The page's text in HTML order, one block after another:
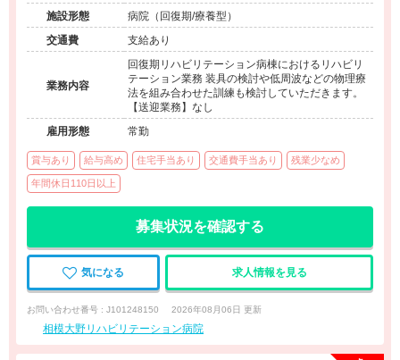
施設形態
病院（回復期/療養型）
交通費
支給あり
業務内容
回復期リハビリテーション病棟におけるリハビリ
テーション業務 装具の検討や低周波などの物理療
法を組み合わせた訓練も検討していただきます。
【送迎業務】なし
雇用形態
常勤
賞与あり 給与高め 住宅手当あり 交通費手当あり 残業少なめ
年間休日110日以上
募集状況を確認する
気になる 求人情報を見る
お問い合わせ番号 : J101248150 2026年08月06日 更新
相模大野リハビリテーション病院